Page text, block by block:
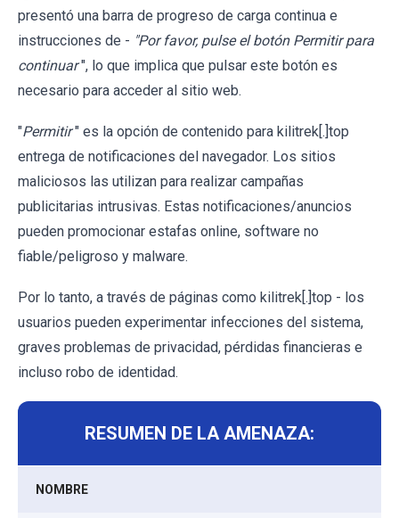
presentó una barra de progreso de carga continua e
instrucciones de - "Por favor, pulse el botón Permitir para
continuar ", lo que implica que pulsar este botón es
necesario para acceder al sitio web.
"Permitir " es la opción de contenido para kilitrek[.]top
entrega de notificaciones del navegador. Los sitios
maliciosos las utilizan para realizar campañas
publicitarias intrusivas. Estas notificaciones/anuncios
pueden promocionar estafas online, software no
fiable/peligroso y malware.
Por lo tanto, a través de páginas como kilitrek[.]top - los
usuarios pueden experimentar infecciones del sistema,
graves problemas de privacidad, pérdidas financieras e
incluso robo de identidad.
RESUMEN DE LA AMENAZA:
NOMBRE